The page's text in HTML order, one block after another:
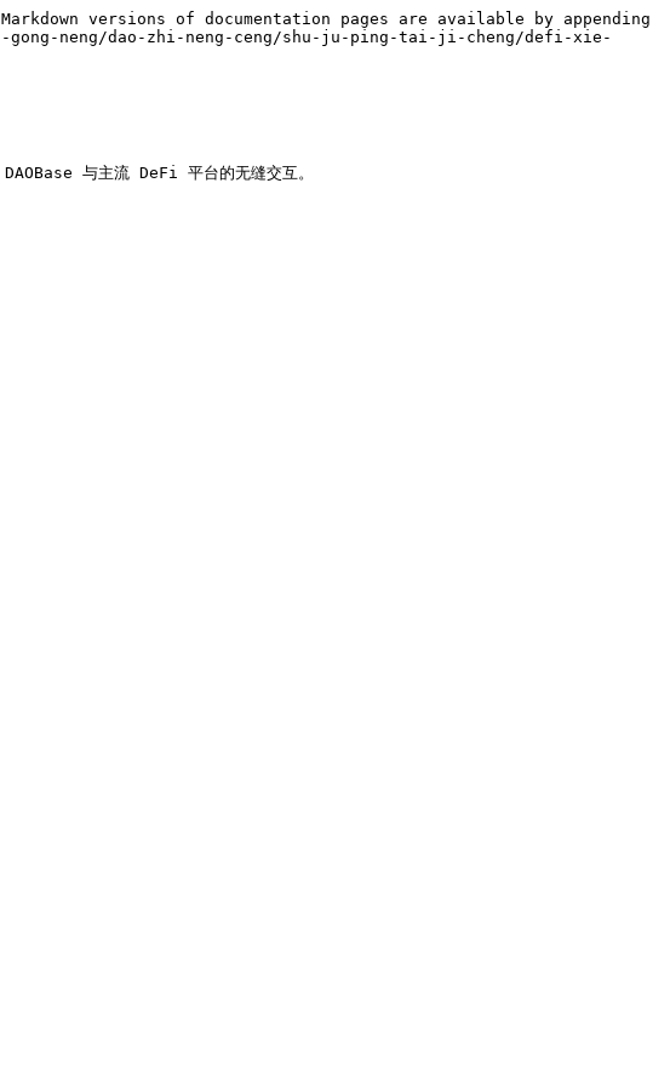
versions of documentation pages are available by appending
neng/dao-zhi-neng-ceng/shu-ju-ping-tai-ji-cheng/defi-xie-
与主流 DeFi 平台的无缝交互。